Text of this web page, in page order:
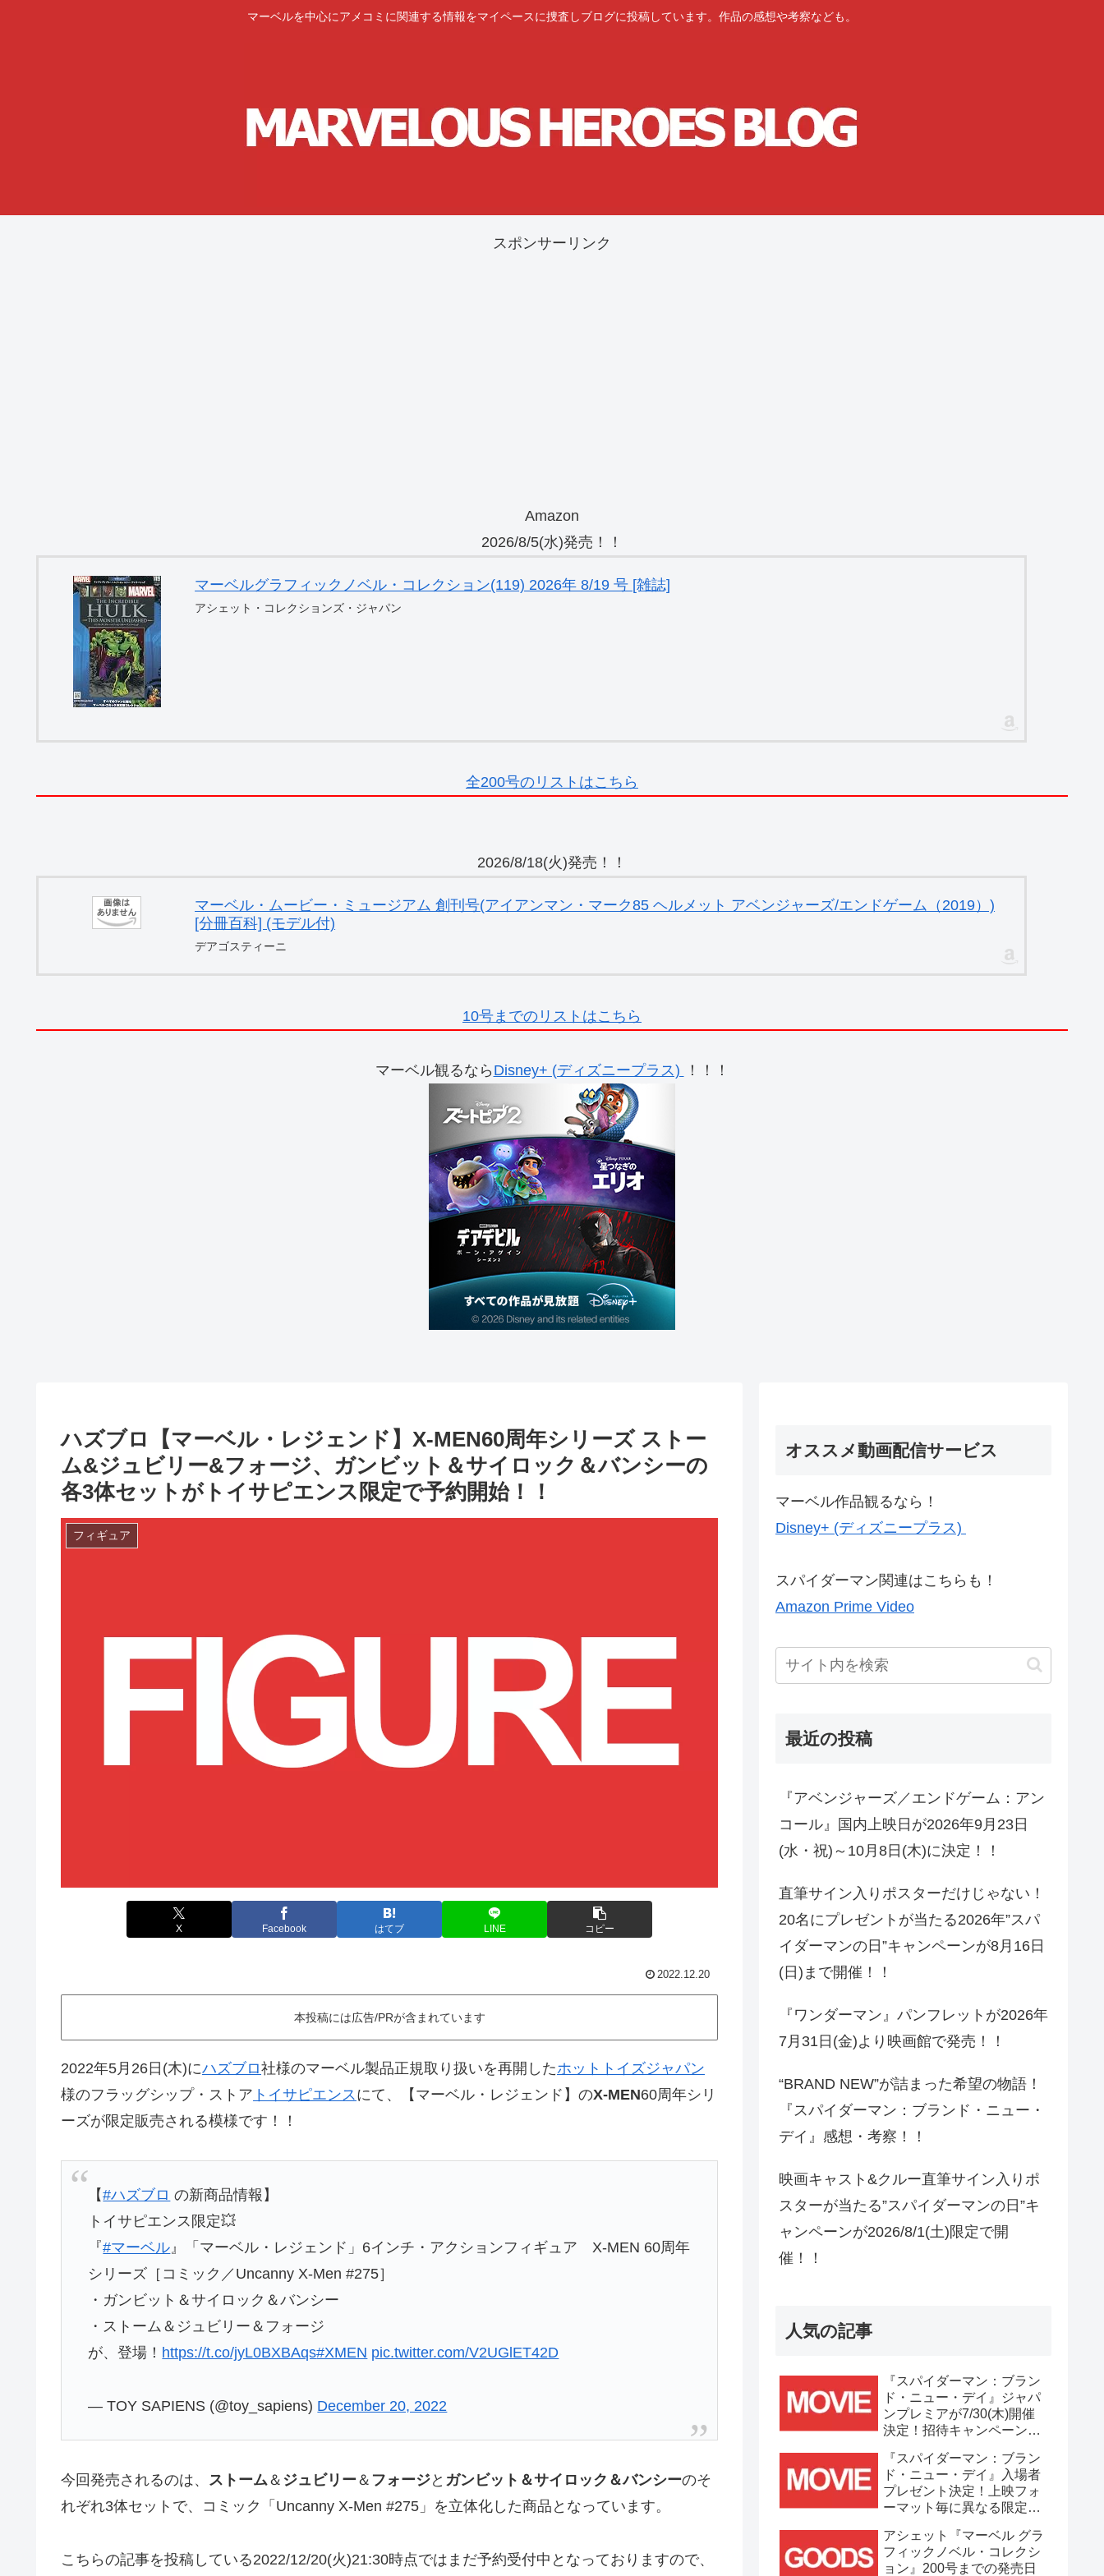
マーベルを中心にアメコミに関連する情報をマイペースに捜査しブログに投稿しています。作品の感想や考察なども。
スポンサーリンク
Amazon
2026/8/5(水)発売！！
マーベルグラフィックノベル・コレクション(119) 2026年 8/19 号 [雑誌]
アシェット・コレクションズ・ジャパン
全200号のリストはこちら
2026/8/18(火)発売！！
マーベル・ムービー・ミュージアム 創刊号(アイアンマン・マーク85 ヘルメット アベンジャーズ/エンドゲーム（2019）)
[分冊百科] (モデル付)
デアゴスティーニ
10号までのリストはこちら
マーベル観るなら Disney+ (ディズニープラス) ！！！
ハズブロ【マーベル・レジェンド】X-MEN60周年シリーズ ストー
ム&ジュビリー&フォージ、ガンビット＆サイロック＆バンシーの
各3体セットがトイサピエンス限定で予約開始！！
フィギュア
X Facebook はてブ LINE コピー
2022.12.20
本投稿には広告/PRが含まれています
2022年5月26日(木)にハズブロ社様のマーベル製品正規取り扱いを再開したホットトイズジャパン
様のフラッグシップ・ストア トイサピエンス にて、【マーベル・レジェンド】のX-MEN60周年シリ
ーズが限定販売される模様です！！
【#ハズブロ の新商品情報】
トイサピエンス限定💥
『#マーベル』「マーベル・レジェンド」6インチ・アクションフィギュア X-MEN 60周年
シリーズ［コミック／Uncanny X-Men #275］
・ガンビット＆サイロック＆バンシー
・ストーム＆ジュビリー＆フォージ
が、登場！ https://t.co/jyL0BXBAqs#XMEN pic.twitter.com/V2UGlET42D
— TOY SAPIENS (@toy_sapiens) December 20, 2022
今回発売されるのは、 ストーム＆ ジュビリー＆ フォージと ガンビット ＆サイロック ＆バンシーのそ
れぞれ3体セットで、コミック「Uncanny X-Men #275」を立体化した商品となっています。
こちらの記事を投稿している2022/12/20(火)21:30時点ではまだ予約受付中となっておりますので、
オススメ動画配信サービス
マーベル作品観るなら！
Disney+ (ディズニープラス)
スパイダーマン関連はこちらも！
Amazon Prime Video
最近の投稿
『アベンジャーズ／エンドゲーム：アン
コール』国内上映日が2026年9月23日
(水・祝)～10月8日(木)に決定！！
直筆サイン入りポスターだけじゃない！
20名にプレゼントが当たる2026年”スパ
イダーマンの日”キャンペーンが8月16日
(日)まで開催！！
『ワンダーマン』パンフレットが2026年
7月31日(金)より映画館で発売！！
“BRAND NEW”が詰まった希望の物語！
『スパイダーマン：ブランド・ニュー・
デイ』感想・考察！！
映画キャスト&クルー直筆サイン入りポ
スターが当たる”スパイダーマンの日”キ
ャンペーンが2026/8/1(土)限定で開
催！！
人気の記事
『スパイダーマン：ブラン
ド・ニュー・デイ』ジャパ
ンプレミアが7/30(木)開催
決定！招待キャンペーンは
中！！
『スパイダーマン：ブラン
ド・ニュー・デイ』入場者
プレゼント決定！上映フォ
ーマット毎に異なる限定ビ
える！！
アシェット『マーベル グラ
フィックノベル・コレクシ
ョン』200号までの発売日